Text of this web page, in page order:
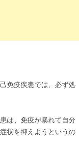
免疫疾患では、必ず処
は、免疫が暴れて自分
状を抑えようというの